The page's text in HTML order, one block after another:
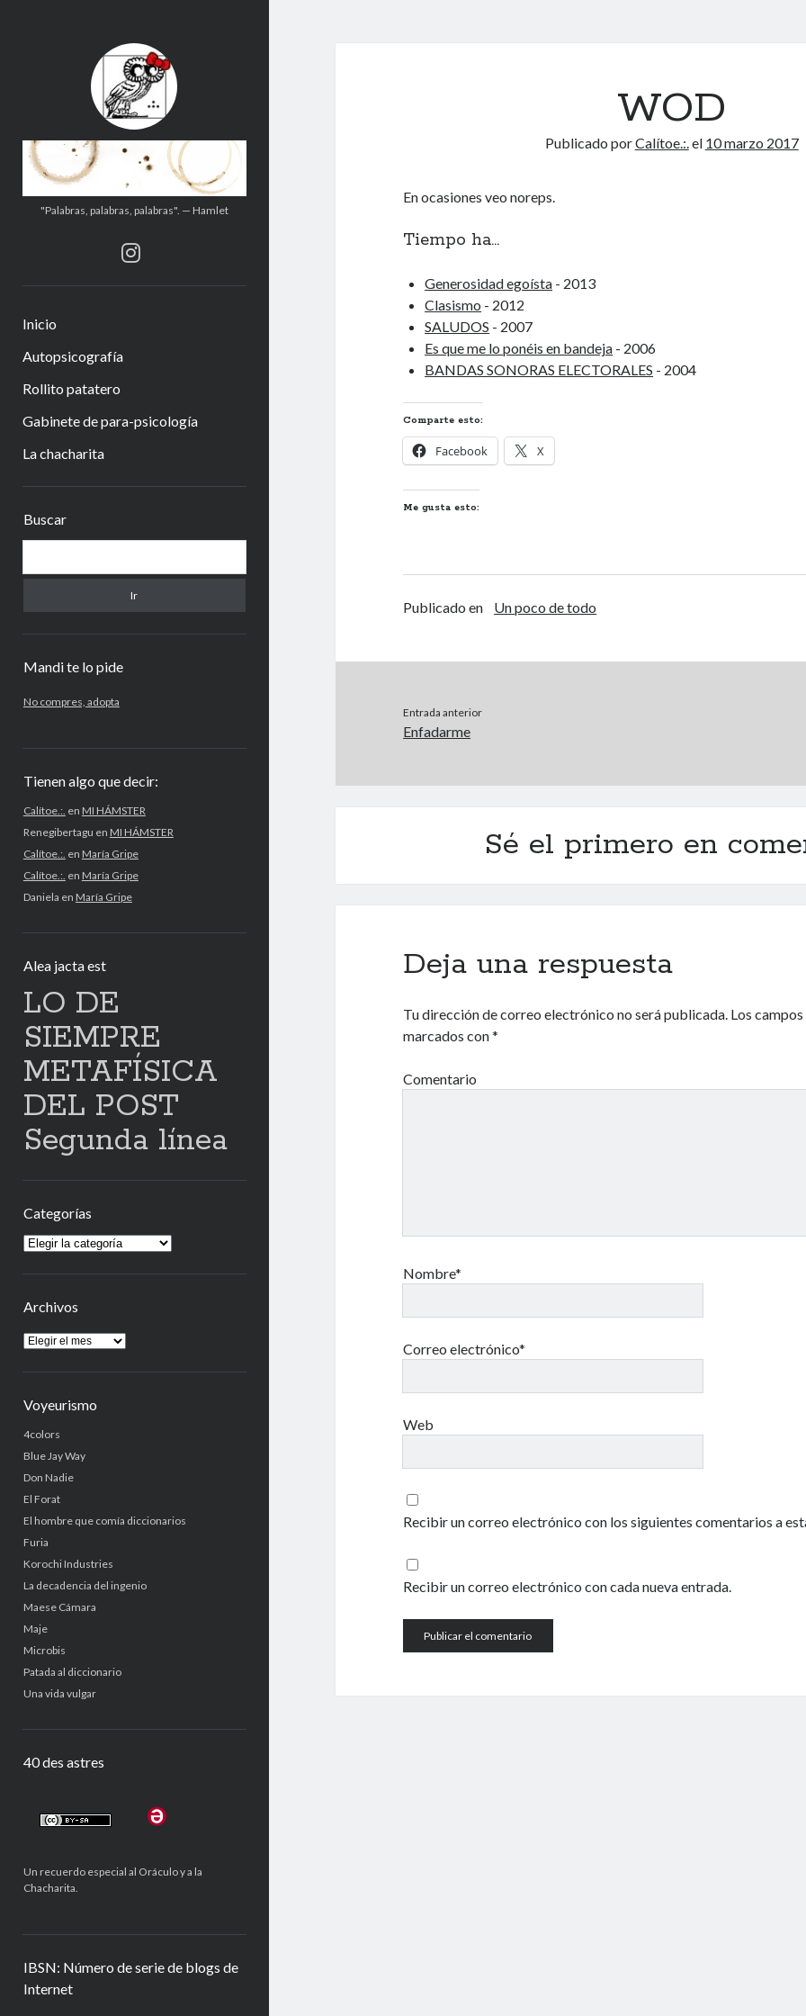
.:.Calito(h)eces.:.
"Palabras, palabras, palabras". — Hamlet
instagram
Inicio
Autopsicografía
Rollito patatero
Gabinete de para-psicología
La chacharita
lateral
Buscar
Mandi te lo pide
No compres, adopta
Tienen algo que decir:
Calítoe.:. en MI HÁMSTER
Renegibertagu en MI HÁMSTER
Calítoe.:. en María Gripe
Calítoe.:. en María Gripe
Daniela en María Gripe
Alea jacta est
LO DE
SIEMPRE
METAFÍSICA
DEL POST
Segunda línea
Categorías
Categorías
Archivos
Archivos
Voyeurismo
4colors
Blue Jay Way
Don Nadie
El Forat
El hombre que comía diccionarios
Furia
Korochi Industries
La decadencia del ingenio
Maese Cámara
Maje
Microbis
Patada al diccionario
Una vida vulgar
40 des astres
Un recuerdo especial al Oráculo y a la
Chacharita.
IBSN: Número de serie de blogs de
Internet
WOD
Publicado porCalítoe.:.el 10 marzo 2017
En ocasiones veo noreps.
Tiempo ha...
Generosidad egoísta - 2013
Clasismo - 2012
SALUDOS - 2007
Es que me lo ponéis en bandeja - 2006
BANDAS SONORAS ELECTORALES - 2004
Comparte esto:
Facebook X
Me gusta esto:
Publicado en Un poco de todo
Entrada anterior
Enfadarme
Sé el primero en
Deja una respuesta
Tu dirección de correo electrónico no será publicada. Los
marcados con*
Comentario
Nombre*
Correo electrónico*
Web
Recibir un correo electrónico con los siguientes comentarios a
Recibir un correo electrónico con cada nueva entrada.